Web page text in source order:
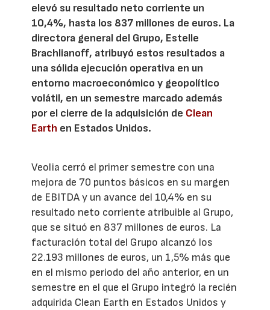
elevó su resultado neto corriente un
10,4%, hasta los 837 millones de euros. La
directora general del Grupo, Estelle
Brachlianoff, atribuyó estos resultados a
una sólida ejecución operativa en un
entorno macroeconómico y geopolítico
volátil, en un semestre marcado además
por el cierre de la adquisición de Clean
Earth en Estados Unidos.
Veolia cerró el primer semestre con una
mejora de 70 puntos básicos en su margen
de EBITDA y un avance del 10,4% en su
resultado neto corriente atribuible al Grupo,
que se situó en 837 millones de euros. La
facturación total del Grupo alcanzó los
22.193 millones de euros, un 1,5% más que
en el mismo periodo del año anterior, en un
semestre en el que el Grupo integró la recién
adquirida Clean Earth en Estados Unidos y